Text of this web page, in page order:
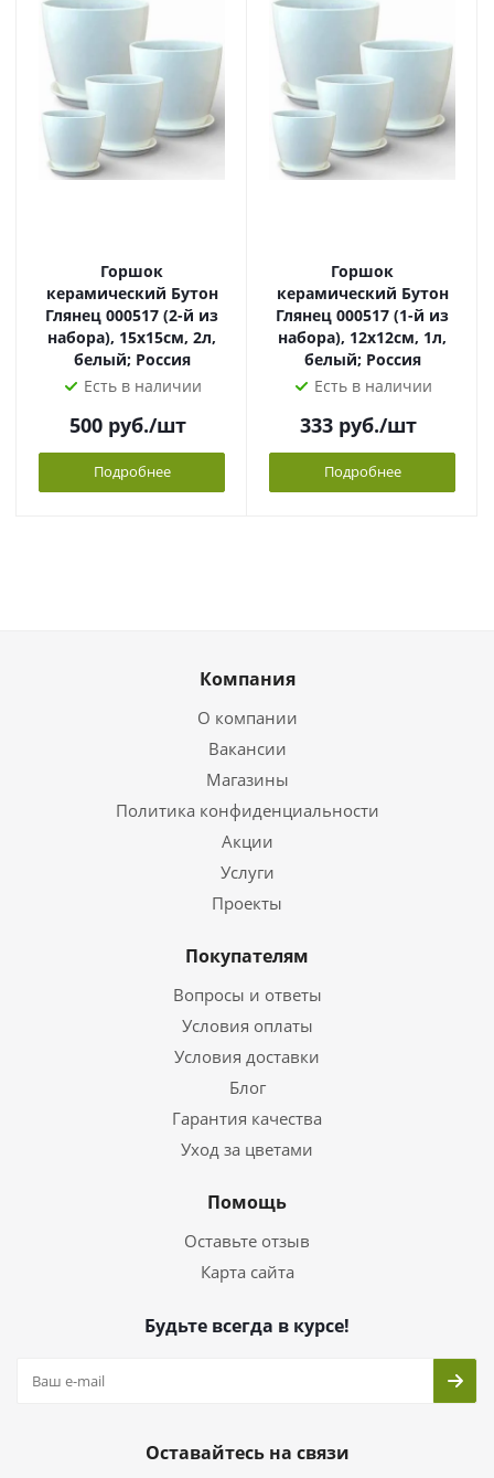
Горшок
керамический Бутон
Глянец 000517 (2-й из
набора), 15х15см, 2л,
белый; Россия
Есть в наличии
500 руб./шт
Подробнее
Горшок
керамический Бутон
Глянец 000517 (1-й из
набора), 12х12см, 1л,
белый; Россия
Есть в наличии
333 руб./шт
Подробнее
Компания
О компании
Вакансии
Магазины
Политика конфиденциальности
Акции
Услуги
Проекты
Покупателям
Вопросы и ответы
Условия оплаты
Условия доставки
Блог
Гарантия качества
Уход за цветами
Помощь
Оставьте отзыв
Карта сайта
Будьте всегда в курсе!
Оставайтесь на связи